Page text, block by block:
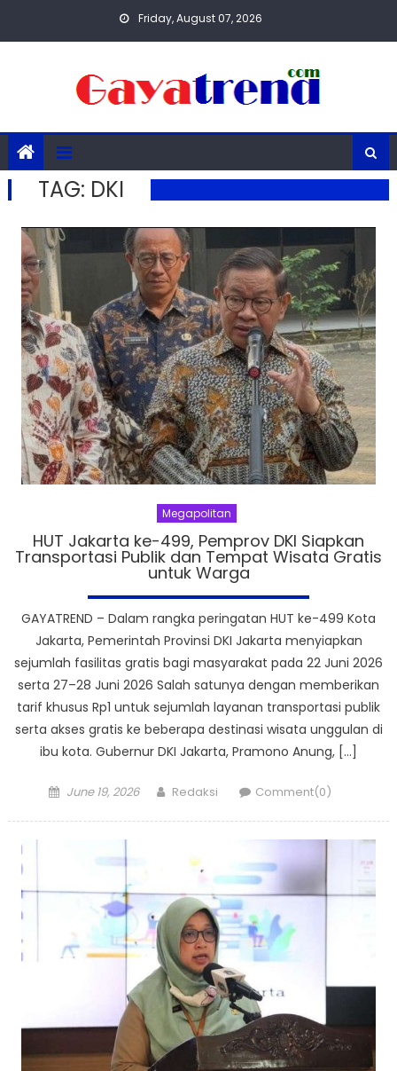
Friday, August 07, 2026
TAG: DKI
Megapolitan
HUT Jakarta ke-499, Pemprov DKI Siapkan
Transportasi Publik dan Tempat Wisata Gratis
untuk Warga
GAYATREND – Dalam rangka peringatan HUT ke-499 Kota
Jakarta, Pemerintah Provinsi DKI Jakarta menyiapkan
sejumlah fasilitas gratis bagi masyarakat pada 22 Juni 2026
serta 27–28 Juni 2026 Salah satunya dengan memberikan
tarif khusus Rp1 untuk sejumlah layanan transportasi publik
serta akses gratis ke beberapa destinasi wisata unggulan di
ibu kota. Gubernur DKI Jakarta, Pramono Anung, […]
Posted
June 19, 2026 Author
Redaksi Comment(0)